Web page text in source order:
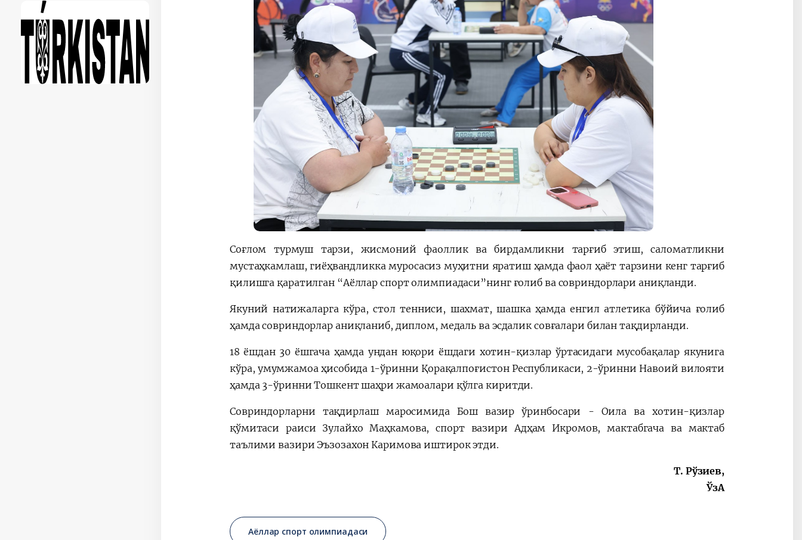
Соғлом турмуш тарзи, жисмоний фаоллик ва бирдамликни тарғиб этиш, саломатликни
мустаҳкамлаш, гиёҳвандликка муросасиз муҳитни яратиш ҳамда фаол ҳаёт тарзини кенг тарғиб
қилишга қаратилган “Аёллар спорт олимпиадаси”нинг ғолиб ва совриндорлари аниқланди.
Якуний натижаларга кўра, стол тенниси, шахмат, шашка ҳамда енгил атлетика бўйича ғолиб
ҳамда совриндорлар аниқланиб, диплом, медаль ва эсдалик совғалари билан тақдирланди.
18 ёшдан 30 ёшгача ҳамда ундан юқори ёшдаги хотин-қизлар ўртасидаги мусобақалар якунига
кўра, умумжамоа ҳисобида 1-ўринни Қорақалпоғистон Республикаси, 2-ўринни Навоий вилояти
ҳамда 3-ўринни Тошкент шаҳри жамоалари қўлга киритди.
Совриндорларни тақдирлаш маросимида Бош вазир ўринбосари - Оила ва хотин-қизлар
қўмитаси раиси Зулайхо Маҳкамова, спорт вазири Адҳам Икромов, мактабгача ва мактаб
таълими вазири Эъзозахон Каримова иштирок этди.
Т. Рўзиев,
ЎзА
Аёллар спорт олимпиадаси